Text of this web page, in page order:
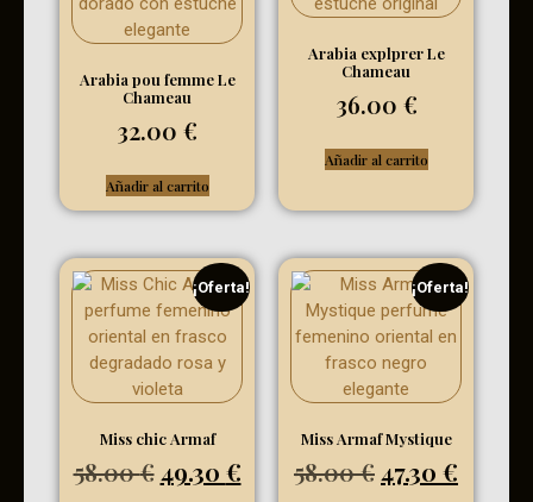
Arabia pou femme Le
Chameau
32.00 €
Añadir al carrito
Arabia explprer Le
Chameau
36.00 €
Añadir al carrito
¡Oferta!
Miss chic Armaf
58.00€ 49.30 €
¡Oferta!
Miss Armaf Mystique
58.00€47.30 €